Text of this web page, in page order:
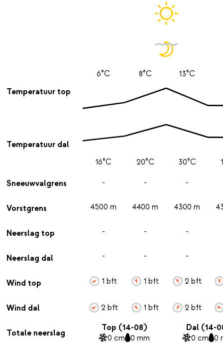
Temperatuur top
Temperatuur dal
Sneeuwvalgrens
Vorstgrens
Neerslag top
Neerslag dal
Wind top
Wind dal
Totale neerslag
6°C
16°C
-
4500 m
-
-
1 bft
2 bft
8°C
20°C
-
4400 m
-
-
1 bft
1 bft
13°C
30°C
-
4300 m
-
-
2 bft
2 bft
Top (14-08)
0 cm 0 mm
Dal (14-
0 cm 0